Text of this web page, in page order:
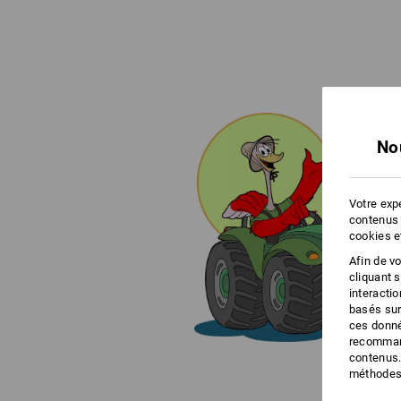
Votre
cookies
Afin de
cliquant
basés
ces